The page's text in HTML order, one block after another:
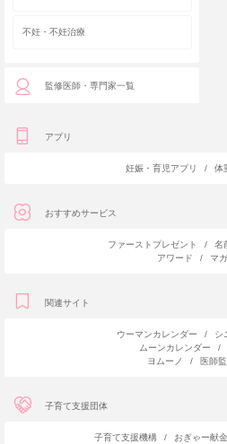
不妊・不妊治療
監修医師・専門家一覧
アプリ
妊娠・育児アプリ / 体
おすすめサービス
ファーストプレゼント /
名
アワード
/ マ
関連サイト
ウーマンカレンダー /
シ
ムーンカレンダー
/
ヨムーノ
/ 医師
子育て支援団体
子育て支援機構 / おぎゃー献金